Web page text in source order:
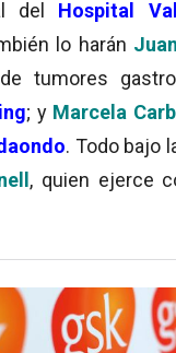
del Hospital
lo harán
tumores
; y Marcela
. Todo bajo
, quien ejerce